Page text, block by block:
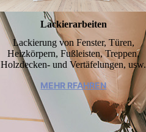
Lackierarbeiten
Lackierung von Fenster, Türen,
Heizkörpern, Fußleisten, Treppen,
Holzdecken- und Vertäfelungen, usw.
MEHR RFAHREN